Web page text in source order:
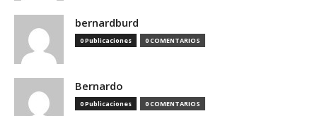
bernardburd
0 Publicaciones 0 COMENTARIOS
Bernardo
0 Publicaciones 0 COMENTARIOS